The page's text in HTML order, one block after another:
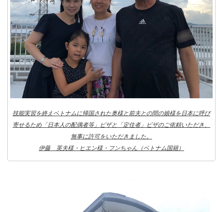
技能実習を終えベトナムに帰国された奥様と前夫との間の娘様を日本に呼び
寄せるため「日本人の配偶者等」ビザと「定住者」ビザのご依頼いただき、
無事に許可をいただきました。
伊藤 英夫様・ヒエン様・フンちゃん（ベトナム国籍）